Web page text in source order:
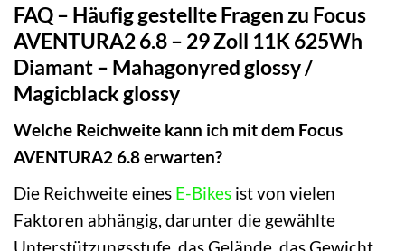
FAQ – Häufig gestellte Fragen zu Focus
AVENTURA2 6.8 – 29 Zoll 11K 625Wh
Diamant – Mahagonyred glossy /
Magicblack glossy
Welche Reichweite kann ich mit dem Focus
AVENTURA2 6.8 erwarten?
Die Reichweite eines E-Bikes ist von vielen
Faktoren abhängig, darunter die gewählte
Unterstützungsstufe, das Gelände, das Gewicht